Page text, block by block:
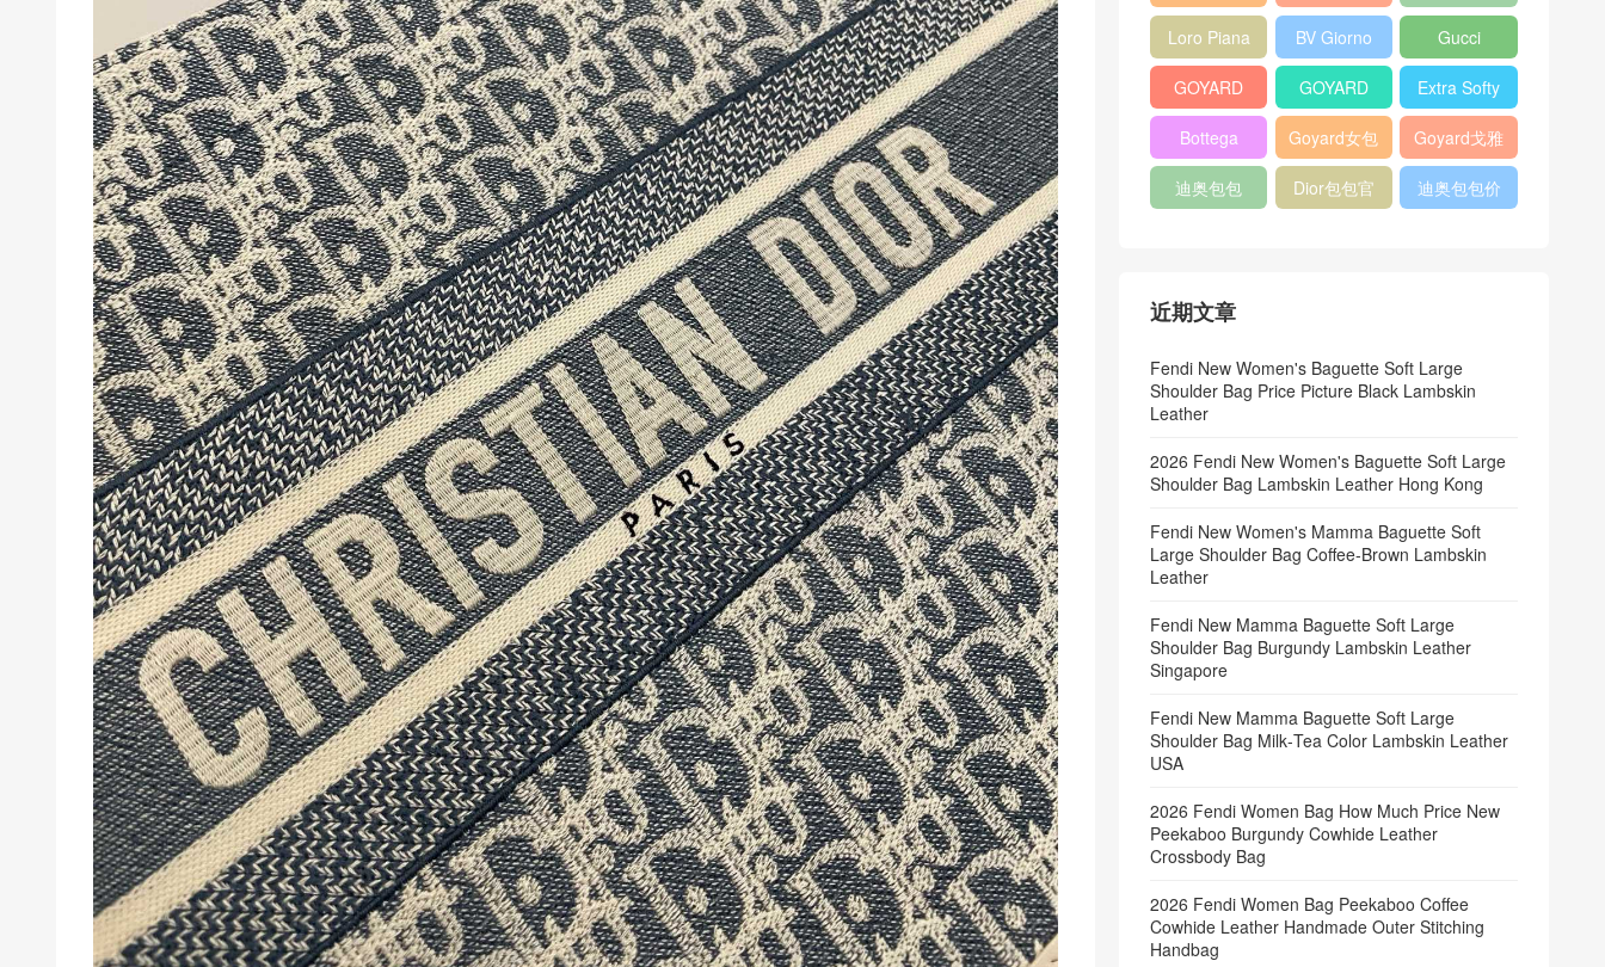
bag
包
veneta官网
Notebook
Cover
Loro Piana
Bucket Bag
BV Giorno
clutch bag
Gucci
horsebit
bag
GOYARD
Pet Tote
Bag
GOYARD
Bifold Wallet
Extra Softy
Bag L33
Bottega
Veneta
Woven Tote
Goyard女包 Goyard戈雅
迪奥包包
Dior包包官
迪奥包包价
近期文章
Fendi New Women's Baguette Soft Large
Shoulder Bag Price Picture Black Lambskin
Leather
2026 Fendi New Women's Baguette Soft Large
Shoulder Bag Lambskin Leather Hong Kong
Fendi New Women's Mamma Baguette Soft
Large Shoulder Bag Coffee‑Brown Lambskin
Leather
Fendi New Mamma Baguette Soft Large
Shoulder Bag Burgundy Lambskin Leather
Singapore
Fendi New Mamma Baguette Soft Large
Shoulder Bag Milk‑Tea Color Lambskin Leather
USA
2026 Fendi Women Bag How Much Price New
Peekaboo Burgundy Cowhide Leather
Crossbody Bag
2026 Fendi Women Bag Peekaboo Coffee
Cowhide Leather Handmade Outer Stitching
Handbag